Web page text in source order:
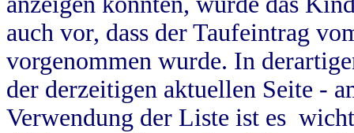
auch vor, dass der Taufeintrag
vorgenommen wurde. In
der derzeitigen aktuellen Seite -
Verwendung der Liste ist es